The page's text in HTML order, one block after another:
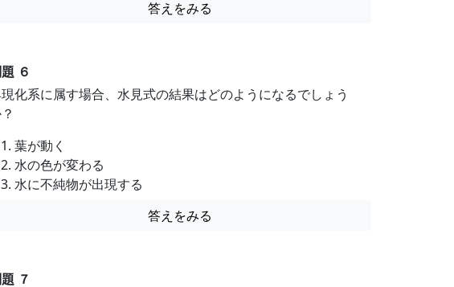
答えをみる
６
化系に属す場合、水見式の結果はどのようになるでしょう
葉が動く
水の色が変わる
水に不純物が出現する
答えをみる
７